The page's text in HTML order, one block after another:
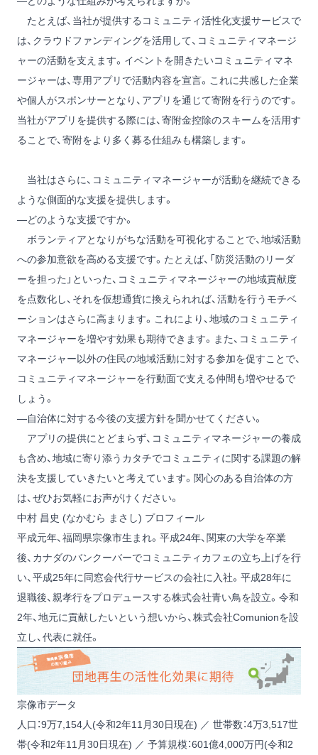
たとえば、当社が提供するコミュニティ活性化支援サービスで
は、クラウドファンディングを活用して、コミュニティマネージ
ャーの活動を支えます。イベントを開きたいコミュニティマネ
ージャーは、専用アプリで活動内容を宣言。これに共感した企業
や個人がスポンサーとなり、アプリを通じて寄附を行うのです。
当社がアプリを提供する際には、寄附金控除のスキームを活用す
ることで、寄附をより多く募る仕組みも構築します。
当社はさらに、コミュニティマネージャーが活動を継続できる
ような側面的な支援を提供します。
―どのような支援ですか。
ボランティアとなりがちな活動を可視化することで、地域活動
への参加意欲を高める支援です。たとえば、「防災活動のリーダ
ーを担った」といった、コミュニティマネージャーの地域貢献度
を点数化し、それを仮想通貨に換えられれば、活動を行うモチベ
ーションはさらに高まります。これにより、地域のコミュニティ
マネージャーを増やす効果も期待できます。また、コミュニティ
マネージャー以外の住民の地域活動に対する参加を促すことで、
コミュニティマネージャーを行動面で支える仲間も増やせるで
しょう。
―自治体に対する今後の支援方針を聞かせてください。
アプリの提供にとどまらず、コミュニティマネージャーの養成
も含め、地域に寄り添うカタチでコミュニティに関する課題の解
決を支援していきたいと考えています。関心のある自治体の方
は、ぜひお気軽にお声がけください。
中村 昌史 (なかむら まさし) プロフィール
平成元年、福岡県宗像市生まれ。平成24年、関東の大学を卒業
後、カナダのバンクーバーでコミュニティカフェの立ち上げを行
い、平成25年に同窓会代行サービスの会社に入社。平成28年に
退職後、親孝行をプロデュースする株式会社青い鳥を設立。令和
2年、地元に貢献したいという想いから、株式会社Comunionを設
立し、代表に就任。
宗像市データ
人口：9万7,154人(令和2年11月30日現在) ／ 世帯数：4万3,517世
帯(令和2年11月30日現在) ／ 予算規模：601億4,000万円(令和2